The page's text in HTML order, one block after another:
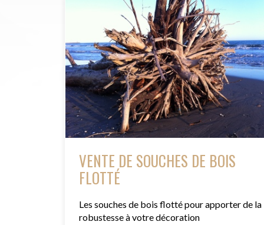
VENTE DE SOUCHES DE BOIS
FLOTTÉ
Les souches de bois flotté pour apporter de la
robustesse à votre décoration